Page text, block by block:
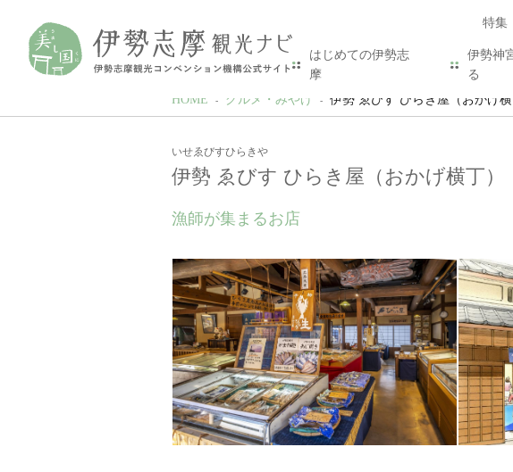
特集
はじめての伊勢志
摩
伊勢神
る
HOME
グルメ・みやげ 伊勢 ゑびす ひらき屋（おかげ横
いせゑびすひらきや
伊勢 ゑびす ひらき屋（おかげ横丁）
漁師が集まるお店